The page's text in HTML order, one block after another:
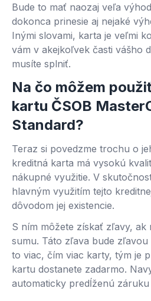
Bude to mať naozaj veľa
dokonca prinesie aj nejaké
Inými slovami, karta je veľmi
vám v akejkoľvek časti vášho
musíte splniť.
Na čo môžem
kartu ČSOB
Standard?
Teraz si povedzme trochu o
kreditná karta má vysokú
nákupné využitie. V
hlavným využitím tejto
dôvodom jej existencie.
S ním môžete získať zľavy, ak
sumu. Táto zľava bude
to viac, čím viac karty, tým je
kartu dostanete zadarmo.
automaticky predĺženú záruku